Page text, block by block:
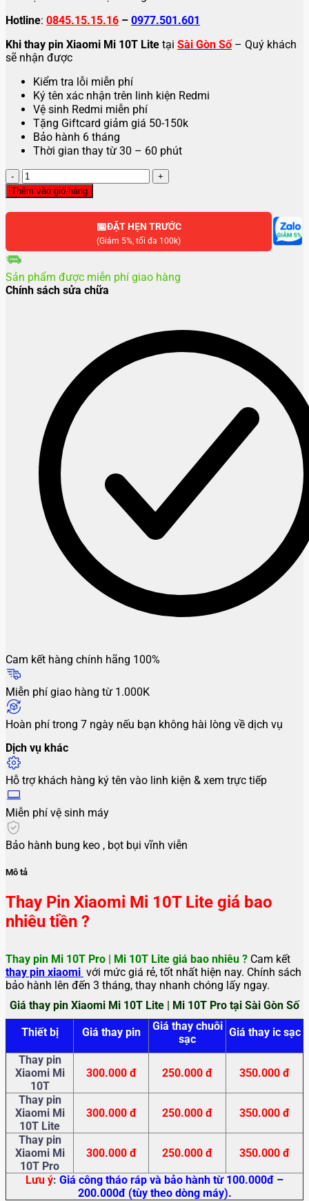
Hotline: 0845.15.15.16 – 0977.501.601
Khi thay pin Xiaomi Mi 10T Lite tại Sài Gòn Số– Quý khách
sẽ nhận được
Kiểm tra lỗi miễn phí
Ký tên xác nhận trên linh kiện Redmi
Vệ sinh Redmi miễn phí
Tặng Giftcard giảm giá 50-150k
Bảo hành 6 tháng
Thời gian thay từ 30 – 60 phút
Thay
pin
Xiaomi
Mi
|
10T
Pro
Thêm vào giỏ hàng
📅ĐẶT HẸN TRƯỚC
(Giảm 5%, tối đa 100k)
Sản phẩm được miễn phí giao hàng
Chính sách sửa chữa
Cam kết hàng chính hãng 100%
Miễn phí giao hàng từ 1.000K
Hoàn phí trong 7 ngày nếu bạn không hài lòng về dịch vụ
Dịch vụ khác
Hỗ trợ khách hàng ký tên vào linh kiện & xem trực tiếp
Miễn phí vệ sinh máy
Bảo hành bung keo , bọt bụi vĩnh viễn
Mô tả
Thay Pin Xiaomi Mi 10T Lite giá bao
nhiêu tiền ?
Thay pin Mi 10T Pro | Mi 10T Lite giá bao nhiêu ? Cam kết
thay pin xiaomi với mức giá rẻ, tốt nhất hiện nay. Chính sách
bảo hành lên đến 3 tháng, thay nhanh chóng lấy ngay.
Giá thay pin Xiaomi Mi 10T Lite | Mi 10T Pro tại Sài Gòn Số
Thiết bị Giá thay pin
Giá thay chuôi
sạc
Giá thay ic sạc
Thay pin
Xiaomi Mi
10T
300.000 đ 250.000 đ 350.000 đ
Thay pin
Xiaomi Mi
10T Lite
300.000 đ 250.000 đ 350.000 đ
Thay pin
Xiaomi Mi
10T Pro
300.000 đ 250.000 đ 350.000 đ
Lưu ý: Giá công tháo ráp và bảo hành từ 100.000đ –
200.000đ (tùy theo dòng máy).